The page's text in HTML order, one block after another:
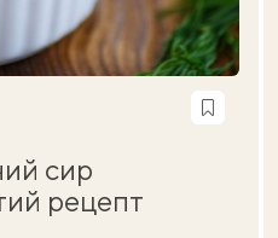
сир
рецепт